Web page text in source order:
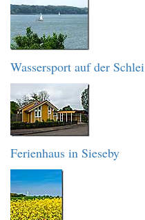
Wassersport auf der Schlei
Ferienhaus in Sieseby